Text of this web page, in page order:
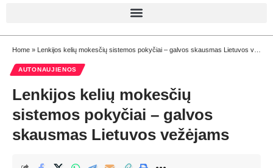
Home » Lenkijos kelių mokesčių sistemos pokyčiai – galvos skausmas Lietuvos vežėjams
AUTONAUJIENOS
Lenkijos kelių mokesčių
sistemos pokyčiai – galvos
skausmas Lietuvos vežėjams